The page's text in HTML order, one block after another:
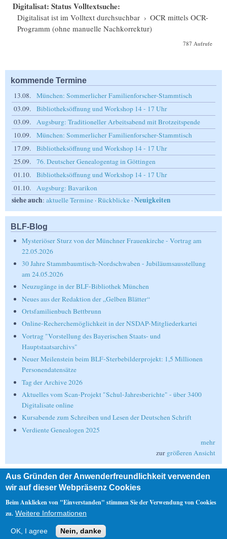
Digitalisat: Status Volltextsuche:
Digitalisat ist im Volltext durchsuchbar › OCR mittels OCR-
Programm (ohne manuelle Nachkorrektur)
787 Aufrufe
kommende Termine
13.08.
München: Sommerlicher Familienforscher-Stammtisch
03.09.
Bibliotheksöffnung und Workshop 14 - 17 Uhr
03.09.
Augsburg: Traditioneller Arbeitsabend mit Brotzeitspende
10.09.
München: Sommerlicher Familienforscher-Stammtisch
17.09.
Bibliotheksöffnung und Workshop 14 - 17 Uhr
25.09.
76. Deutscher Genealogentag in Göttingen
01.10.
Bibliotheksöffnung und Workshop 14 - 17 Uhr
01.10.
Augsburg: Bavarikon
siehe auch: aktuelle Termine ·Rückblicke ·Neuigkeiten
BLF-Blog
Mysteriöser Sturz von der Münchner Frauenkirche - Vortrag am
22.05.2026
30 Jahre Stammbaumtisch-Nordschwaben - Jubiläumsausstellung
am 24.05.2026
Neuzugänge in der BLF-Bibliothek München
Neues aus der Redaktion der „Gelben Blätter“
Ortsfamilienbuch Bettbrunn
Online-Recherchemöglichkeit in der NSDAP-Mitgliederkartei
Vortrag "Vorstellung des Bayerischen Staats- und
Hauptstaatsarchivs"
Neuer Meilenstein beim BLF-Sterbebilderprojekt: 1,5 Millionen
Personendatensätze
Tag der Archive 2026
Aktuelles vom Scan-Projekt "Schul-Jahresberichte" - über 3400
Digitalisate online
Kursabende zum Schreiben und Lesen der Deutschen Schrift
Verdiente Genealogen 2025
mehr
zur größeren Ansicht
Suche
Suche
Nebenmenü
Aus Gründen der Anwenderfreundlichkeit verwenden
wir auf dieser Webpräsenz Cookies
Beim Anklicken von "Einverstanden" stimmen Sie der Verwendung von Cookies
zu. Weitere Informationen
OK, I agree Nein, danke